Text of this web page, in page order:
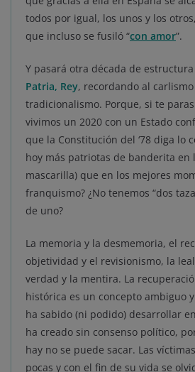
todos por igual, los unos y los
que incluso se fusiló “con amor”.
Y pasará otra década de
Patria, Rey, recordando al carlismo
tradicionalismo. Porque, si te
vivimos un 2020 con un Estado
que la Constitución del ‘78 diga lo
hoy más patriotas de banderita en
mascarilla) que en los mejores
franquismo? ¿No tenemos “dos
de uno?
La memoria y la desmemoria, el
objetividad y el revisionismo, la
verdad y la mentira. La
histórica es un concepto ambiguo
ha sabido (ni podido) desarrollar
ha creado sin consenso político,
hay no se puede sacar. Las
pocas y con el fin de su vida se